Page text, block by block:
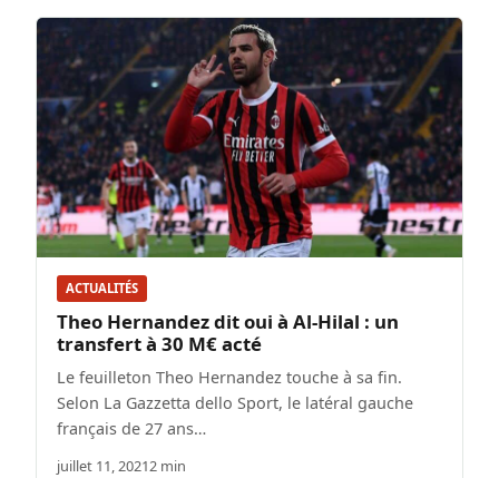
ACTUALITÉS
Theo Hernandez dit oui à Al-Hilal : un
transfert à 30 M€ acté
Le feuilleton Theo Hernandez touche à sa fin.
Selon La Gazzetta dello Sport, le latéral gauche
français de 27 ans…
juillet 11, 20212 min